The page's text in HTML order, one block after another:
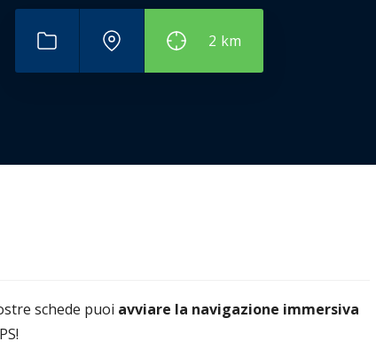
2 km
schede puoi avviare la navigazione immersiva